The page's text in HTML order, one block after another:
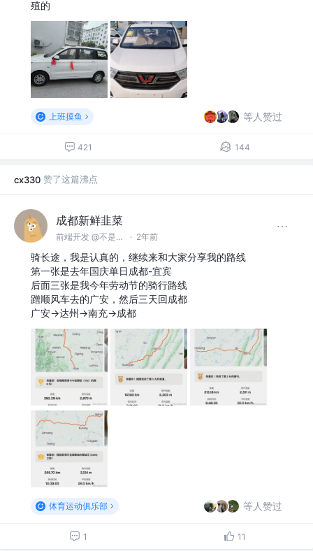
殖的
上班摸鱼 等人赞过
421 144
cx330 赞了这篇沸点
成都新鲜韭菜
前端开发 @不是CV是FV · 2年前
骑长途，我是认真的，继续来和大家分享我的路线
第一张是去年国庆单日成都-宜宾
后面三张是我今年劳动节的骑行路线
蹭顺风车去的广安，然后三天回成都
广安->达州->南充->成都
体育运动俱乐部 等人赞过
1 11